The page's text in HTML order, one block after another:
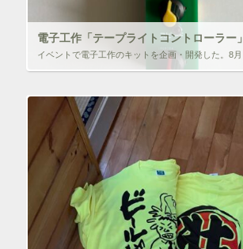
電子工作「テープライトコントローラー」